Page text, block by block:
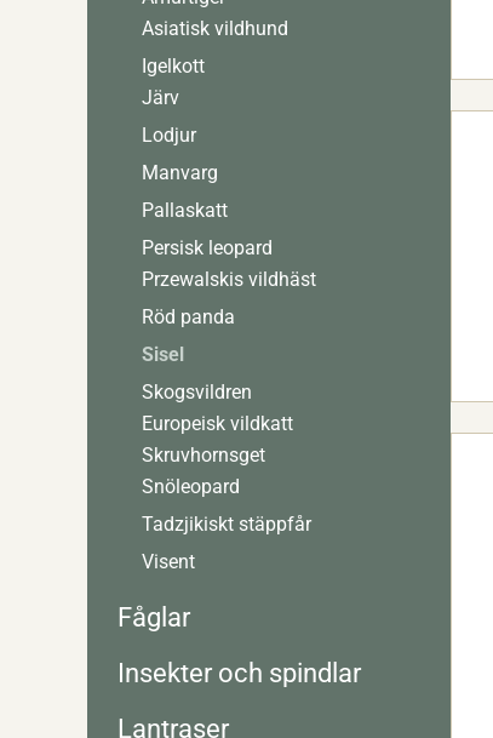
Asiatisk vildhund
Igelkott
Järv
Lodjur
Manvarg
Pallaskatt
Persisk leopard
Przewalskis vildhäst
Röd panda
Sisel
Skogsvildren
Europeisk vildkatt
Skruvhornsget
Snöleopard
Tadzjikiskt stäppfår
Visent
Fåglar
Insekter och spindlar
Lantraser